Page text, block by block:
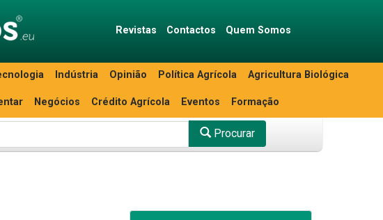
Revistas Contactos Quem Somos
Indústria Opinião Política Agrícola Agricultura Biológica
Negócios Crédito Agrícola Eventos Formação
Procurar